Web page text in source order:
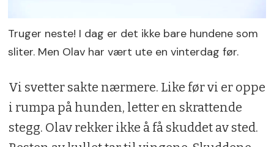
Truger neste! I dag er det ikke bare hundene som
sliter. Men Olav har vært ute en vinterdag før.
Vi svetter sakte nærmere. Like før vi er oppe
i rumpa på hunden, letter en skrattende
stegg. Olav rekker ikke å få skuddet av sted.